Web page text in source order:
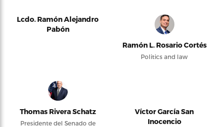
Lcdo. Ramón Alejandro
Pabón
Ramón L. Rosario Cortés
Politics and law
Thomas Rivera Schatz
Presidente del Senado de
Víctor García San
Inocencio